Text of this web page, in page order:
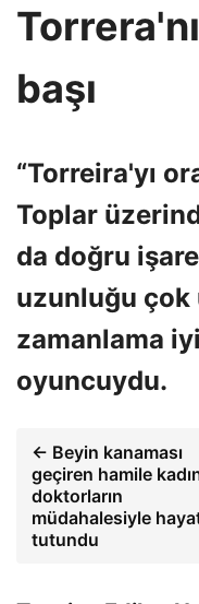
başı
“Torreira'yı
Toplar
da doğru
uzunluğu çok
zamanlama
oyuncuydu.
← Beyin kanaması
geçiren hamile
doktorların
müdahalesiyle
tutundu